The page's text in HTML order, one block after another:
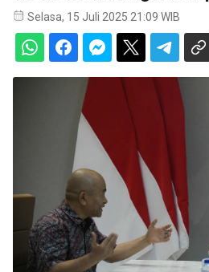
Selasa, 15 Juli 2025 21:09 WIB